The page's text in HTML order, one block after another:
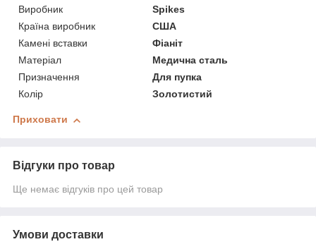
Виробник
Spikes
Країна виробник
США
Камені вставки
Фіаніт
Матеріал
Медична сталь
Призначення
Для пупка
Колір
Золотистий
Приховати
Відгуки про товар
Ще немає відгуків про цей товар
Умови доставки